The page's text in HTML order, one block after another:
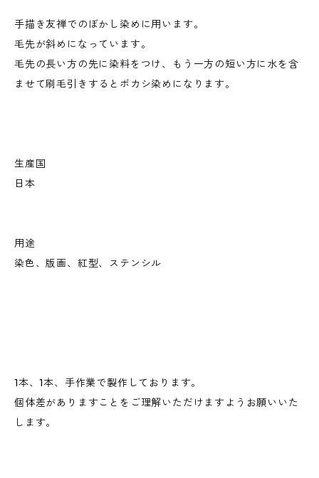
手描き友禅でのぼかし染めに用います。
毛先が斜めになっています。
毛先の長い方の先に染料をつけ、もう一方の短い方に水を含
ませて刷毛引きするとボカシ染めになります。
生産国
日本
用途
染色、版画、紅型、ステンシル
1本、1本、手作業で製作しております。
個体差がありますことをご理解いただけますようお願いいた
します。